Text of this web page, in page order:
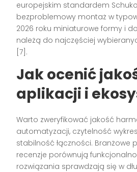
europejskim standardem
bezproblemowy montaż w
2026 roku miniaturowe formy i
należą do najczęściej
[7].
Jak ocenić
aplikacji i
Warto zweryfikować jakość
automatyzacji, czytelność
stabilność łączności. Branżowe
recenzje porównują
rozwiązania sprawdzają się w